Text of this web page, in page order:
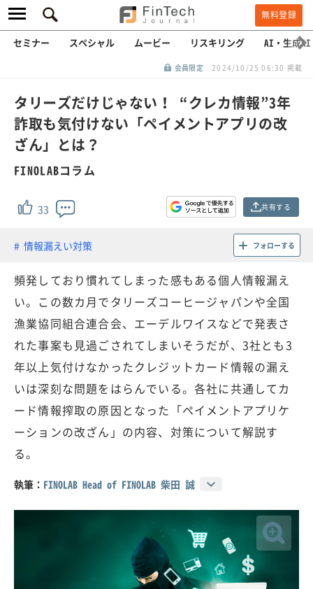
無料登録
セミナー スペシャル ムービー リスキリング AI・生成AI
会員限定 2024/10/25 06:30 掲載
タリーズだけじゃない！ “クレカ情報”3年
詐取も気付けない「ペイメントアプリの改
ざん」とは？
FINOLABコラム
33 共有する
情報漏えい対策 フォローする
頻発しており慣れてしまった感もある個人情報漏え
い。この数カ月でタリーズコーヒージャパンや全国
漁業協同組合連合会、エーデルワイスなどで発表さ
れた事案も見過ごされてしまいそうだが、3社とも3
年以上気付けなかったクレジットカード情報の漏え
いは深刻な問題をはらんでいる。各社に共通してカ
ード情報搾取の原因となった「ペイメントアプリケ
ーションの改ざん」の内容、対策について解説す
る。
執筆： FINOLAB Head of FINOLAB 柴田 誠